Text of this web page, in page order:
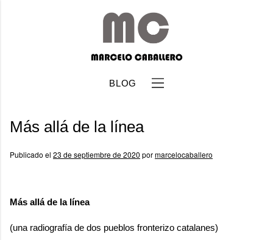
BLOG
Más allá de la línea
Publicado el 23 de septiembre de 2020 pormarcelocaballero
Más allá de la línea
(una radiografía de dos pueblos fronterizo catalanes)